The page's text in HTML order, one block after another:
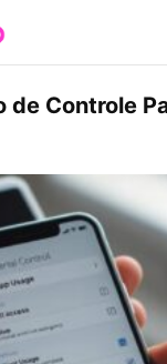
de Controle